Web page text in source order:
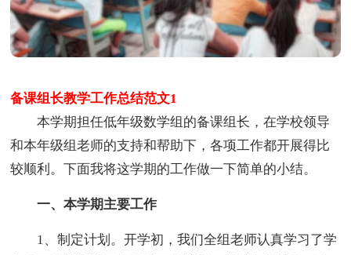
备课组长教学工作总结范文1
本学期担任低年级数学组的备课组长，在学校领导
和本年级组老师的支持和帮助下，各项工作都开展得比
较顺利。下面我将这学期的工作做一下简单的小结。
一、本学期主要工作
1、制定计划。开学初，我们全组老师认真学习了学